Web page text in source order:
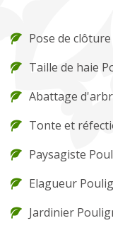
Pose de
Taille de haie
Abattage
Tonte et
Paysagiste
Elagueur
Jardinier